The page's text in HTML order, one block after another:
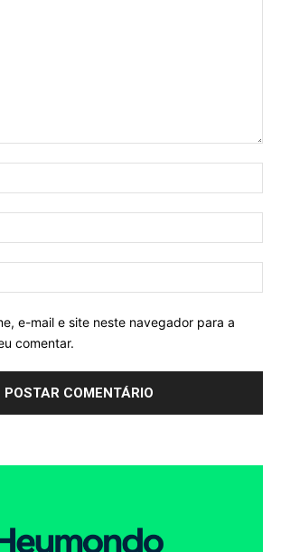
e-mail e site neste navegador para a
comentar.